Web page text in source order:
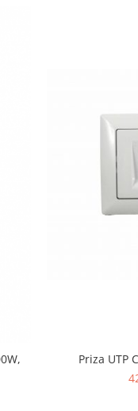
Priza UTP